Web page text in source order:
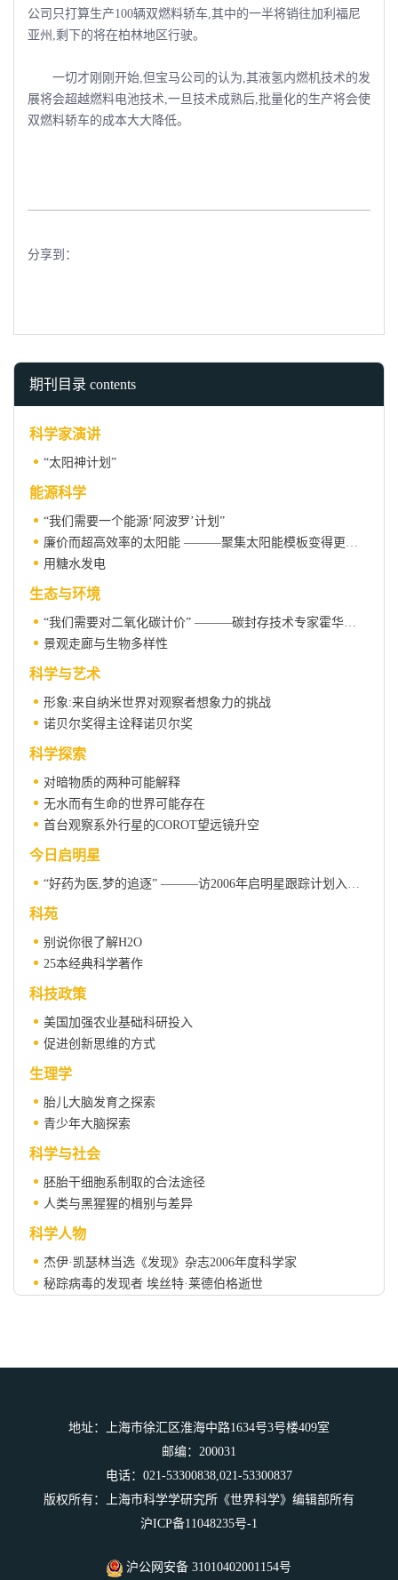
公司只打算生产100辆双燃料轿车,其中的一半将销往加利福尼
亚州,剩下的将在柏林地区行驶。
一切才刚刚开始,但宝马公司的认为,其液氢内燃机技术的发
展将会超越燃料电池技术,一旦技术成熟后,批量化的生产将会使
双燃料轿车的成本大大降低。
分享到：
期刊目录 contents
科学家演讲
“太阳神计划”
能源科学
“我们需要一个能源‘阿波罗’计划”
廉价而超高效率的太阳能 ———聚集太阳能模板变得更加可行
用糖水发电
生态与环境
“我们需要对二氧化碳计价” ———碳封存技术专家霍华德·赫佐格访谈录
景观走廊与生物多样性
科学与艺术
形象:来自纳米世界对观察者想象力的挑战
诺贝尔奖得主诠释诺贝尔奖
科学探索
对暗物质的两种可能解释
无水而有生命的世界可能存在
首台观察系外行星的COROT望远镜升空
今日启明星
“好药为医,梦的追逐” ———访2006年启明星跟踪计划入选者柳红
科苑
别说你很了解H2O
25本经典科学著作
科技政策
美国加强农业基础科研投入
促进创新思维的方式
生理学
胎儿大脑发育之探索
青少年大脑探索
科学与社会
胚胎干细胞系制取的合法途径
人类与黑猩猩的楫别与差异
科学人物
杰伊·凯瑟林当选《发现》杂志2006年度科学家
秘踪病毒的发现者 埃丝特·莱德伯格逝世
科学之窗
科学人文
对称与对仗—— 谈变化中的不变性
地址：上海市徐汇区淮海中路1634号3号楼409室
邮编：200031
电话：021-53300838,021-53300837
版权所有：上海市科学学研究所《世界科学》编辑部所有
沪ICP备11048235号-1
沪公网安备 31010402001154号